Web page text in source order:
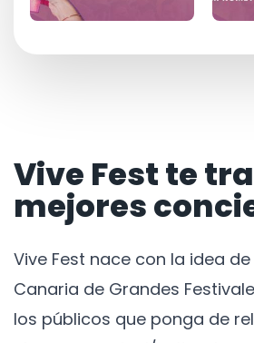
Vive Fest te
mejores
Vive Fest nace con la idea
Canaria de Grandes
los públicos que ponga de